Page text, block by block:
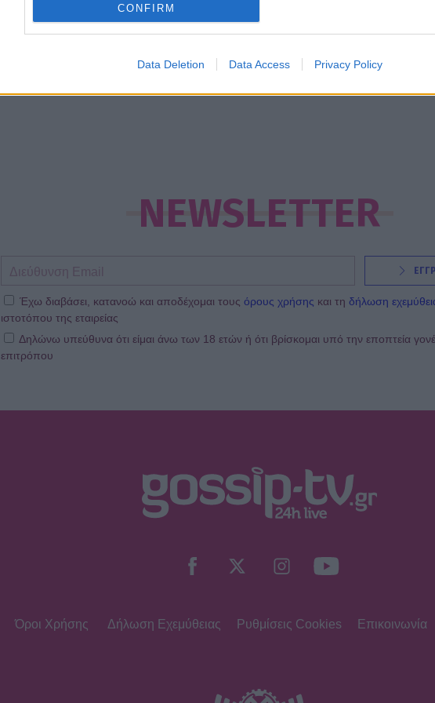
CONFIRM
Data Deletion Data Access Privacy Policy
NEWSLETTER
Έχω διαβάσει, κατανοώ και αποδέχομαι τους όρους χρήσης και τη δήλωση
ιστοτόπου της εταιρείας
Δηλώνω υπεύθυνα ότι είμαι άνω των 18 ετών ή ότι βρίσκομαι υπό την εποπτεία
επιτρόπου
Όροι Χρήσης Δήλωση Εχεμύθειας Ρυθμίσεις Cookies Επικοινωνία